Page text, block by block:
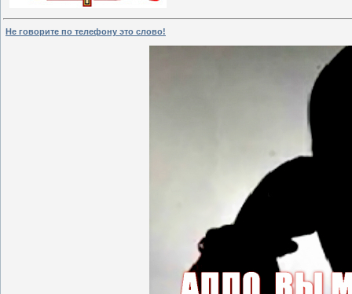
Не говорите по телефону это слово!